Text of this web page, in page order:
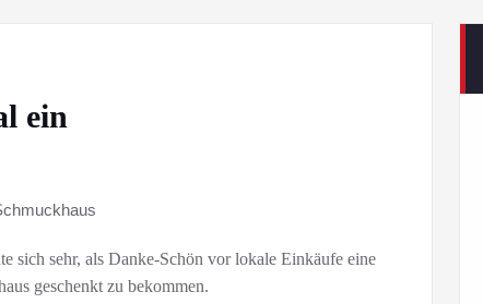
ein
sich sehr, als Danke-Schön vor lokale Einkäufe eine
geschenkt zu bekommen.